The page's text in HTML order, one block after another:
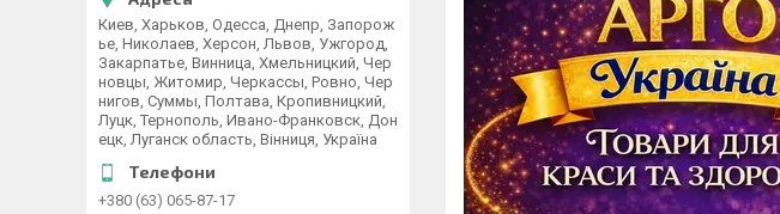
Киев, Харьков, Одесса, Днепр, Запорож
ье, Николаев, Херсон, Львов, Ужгород,
Закарпатье, Винница, Хмельницкий, Чер
новцы, Житомир, Черкассы, Ровно, Чер
нигов, Суммы, Полтава, Кропивницкий,
Луцк, Тернополь, Ивано-Франковск, Дон
ецк, Луганск область, Вінниця, Україна
+380 (63) 065-87-17